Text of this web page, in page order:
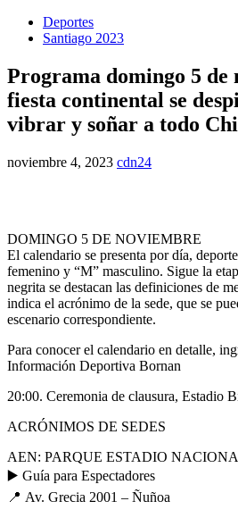
Deportes
Santiago 2023
Programa domingo 5 de
fiesta continental se
vibrar y soñar a todo
noviembre 4, 2023 cdn24
DOMINGO 5 DE NOVIEMBRE
El calendario se presenta por día,
femenino y “M” masculino. Sigue la
negrita se destacan las definiciones de
indica el acrónimo de la sede, que se
escenario correspondiente.
Para conocer el calendario en detalle,
Información Deportiva Bornan
20:00. Ceremonia de clausura, Estadio
ACRÓNIMOS DE SEDES
AEN: PARQUE ESTADIO
▶️ Guía para Espectadores
📍 Av. Grecia 2001 – Ñuñoa